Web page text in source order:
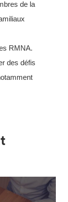
de la
RMNA.
des défis